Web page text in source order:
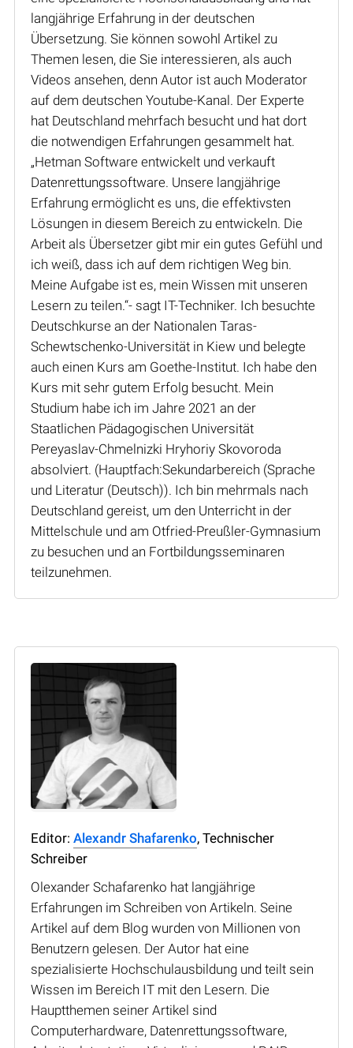
langjährige Erfahrung in der deutschen
Übersetzung. Sie können sowohl Artikel zu
Themen lesen, die Sie interessieren, als auch
Videos ansehen, denn Autor ist auch Moderator
auf dem deutschen Youtube-Kanal. Der Experte
hat Deutschland mehrfach besucht und hat dort
die notwendigen Erfahrungen gesammelt hat.
„Hetman Software entwickelt und verkauft
Datenrettungssoftware. Unsere langjährige
Erfahrung ermöglicht es uns, die effektivsten
Lösungen in diesem Bereich zu entwickeln. Die
Arbeit als Übersetzer gibt mir ein gutes Gefühl und
ich weiß, dass ich auf dem richtigen Weg bin.
Meine Aufgabe ist es, mein Wissen mit unseren
Lesern zu teilen.“- sagt IT-Techniker. Ich besuchte
Deutschkurse an der Nationalen Taras-
Schewtschenko-Universität in Kiew und belegte
auch einen Kurs am Goethe-Institut. Ich habe den
Kurs mit sehr gutem Erfolg besucht. Mein
Studium habe ich im Jahre 2021 an der
Staatlichen Pädagogischen Universität
Pereyaslav-Chmelnizki Hryhoriy Skovoroda
absolviert. (Hauptfach:Sekundarbereich (Sprache
und Literatur (Deutsch)). Ich bin mehrmals nach
Deutschland gereist, um den Unterricht in der
Mittelschule und am Otfried-Preußler-Gymnasium
zu besuchen und an Fortbildungsseminaren
teilzunehmen.
Editor: Alexandr Shafarenko, Technischer
Schreiber
Olexander Schafarenko hat langjährige
Erfahrungen im Schreiben von Artikeln. Seine
Artikel auf dem Blog wurden von Millionen von
Benutzern gelesen. Der Autor hat eine
spezialisierte Hochschulausbildung und teilt sein
Wissen im Bereich IT mit den Lesern. Die
Hauptthemen seiner Artikel sind
Computerhardware, Datenrettungssoftware,